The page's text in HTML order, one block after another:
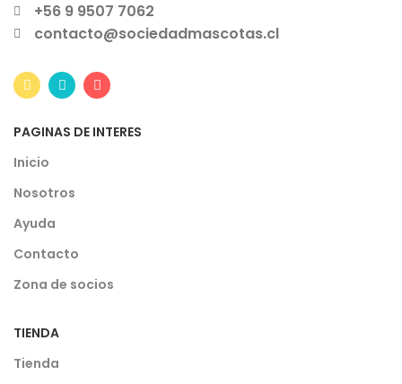
+56 9 9507 7062
contacto@sociedadmascotas.cl
PAGINAS DE INTERES
Inicio
Nosotros
Ayuda
Contacto
Zona de socios
TIENDA
Tienda